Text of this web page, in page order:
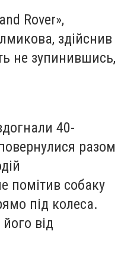
Rover»,
здійснив
не зупинившись,
40-
разом
помітив собаку
під колеса.
від